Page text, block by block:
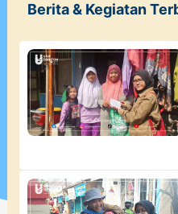
Berita & Kegiatan